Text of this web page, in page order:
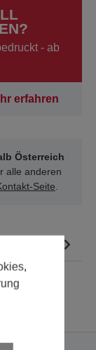
- ab
erfahren
Österreich
alle anderen
Seite.